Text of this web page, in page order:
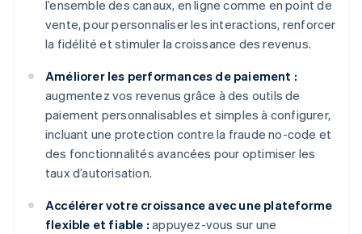
l’ensemble des canaux, en ligne comme en point de
vente, pour personnaliser les interactions, renforcer
la fidélité et stimuler la croissance des revenus.
Améliorer les performances de paiement :
augmentez vos revenus grâce à des outils de
paiement personnalisables et simples à configurer,
incluant une protection contre la fraude no-code et
des fonctionnalités avancées pour optimiser les
taux d’autorisation.
Accélérer votre croissance avec une plateforme
flexible et fiable : appuyez-vous sur une